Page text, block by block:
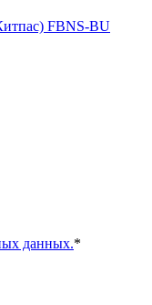
FBNS-BU
данных.*